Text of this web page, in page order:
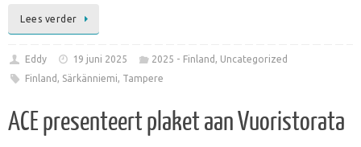
Lees verder
Eddy 19 juni 2025 2025 - Finland
Uncategorized
Finland
Särkänniemi Tampere
ACE presenteert plaket aan Vuoristorata